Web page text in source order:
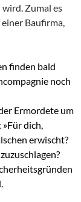
Zumal es
Baufirma,
finden bald
noch
Ermordete um
dich,
erwischt?